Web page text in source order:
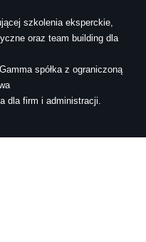
szkolenia eksperckie,
oraz team building dla
spółka z ograniczoną
dla firm i administracji.